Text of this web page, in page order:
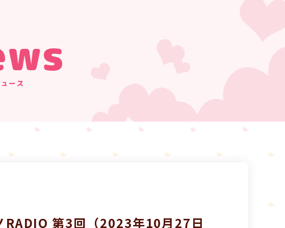
ース
第3回（2023年10月27日